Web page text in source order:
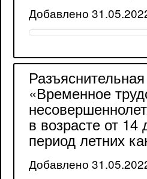
Добавлено
«Временное
в возрасте от 14
период летних
Добавлено